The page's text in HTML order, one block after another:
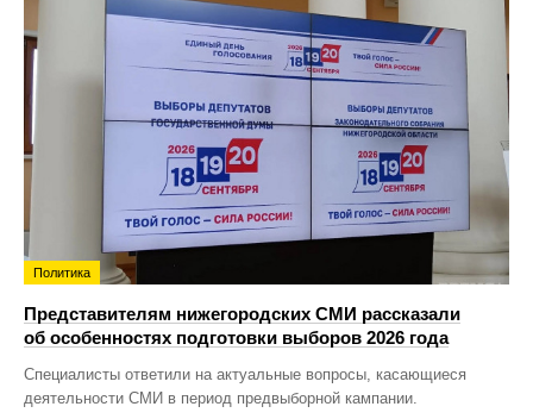
Политика
Представителям нижегородских СМИ рассказали
об особенностях подготовки выборов 2026 года
Специалисты ответили на актуальные вопросы, касающиеся
деятельности СМИ в период предвыборной кампании.